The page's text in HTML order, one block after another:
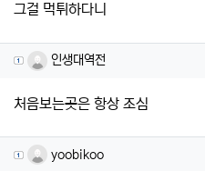
그걸 먹튀하다니
인생대역전님의 댓글
인생대역전
처음보는곳은 항상 조심
yoobikoo님의 댓글
yoobikoo